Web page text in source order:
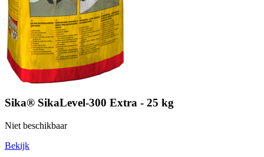
Sika® SikaLevel-300 Extra - 25 kg
Niet beschikbaar
Bekijk